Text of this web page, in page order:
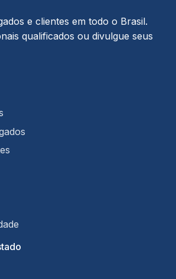
e clientes em todo o Brasil.
qualificados ou divulgue seus